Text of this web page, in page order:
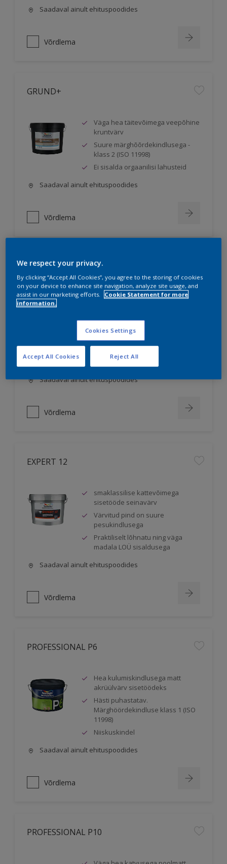
Saadaval ainult ehituspoodides
Võrdlema
GRUND+
Väga hea täitevõimega veepõhine
kruntvärv
Suure märghõõrdekindlusega -
klass 2 (ISO 11998)
Ei sisalda orgaanilisi lahusteid
Saadaval ainult ehituspoodides
Võrdlema
EXPERT 7
Esmaklassilise kattevõimega
Värvitud pind on suure
pesukindlusega -
märghõõrdeklass 1 (ISO 11998)
Praktiliselt lõhnatu ning väga
madala LOÜ sisaldusega
Saadaval ainult ehituspoodides
Võrdlema
EXPERT 12
smaklassilise kattevõimega
sisetööde seinavärv
Värvitud pind on suure
pesukindlusega
Praktiliselt lõhnatu ning väga
madala LOÜ sisaldusega
Saadaval ainult ehituspoodides
Võrdlema
PROFESSIONAL P6
Hea kulumiskindlusega matt
akrüülvärv sisetöödeks
Hästi puhastatav.
Märghöördekindluse klass 1 (ISO
11998)
Niiskuskindel
Saadaval ainult ehituspoodides
Võrdlema
PROFESSIONAL P10
We respect your privacy.
By clicking “Accept All Cookies”, you agree to the storing of cookies
on your device to enhance site navigation, analyze site usage, and
assist in our marketing efforts.
Cookie Statement for more
information.
Cookies Settings
Reject All
Accept All Cookies